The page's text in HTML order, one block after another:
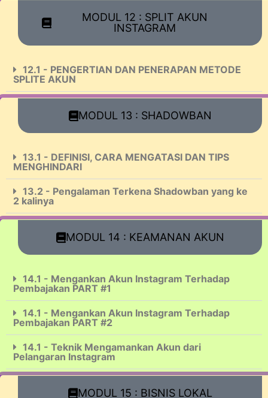
MODUL 12 : SPLIT AKUN
INSTAGRAM
12.1 - PENGERTIAN DAN PENERAPAN METODE
SPLITE AKUN
MODUL 13 : SHADOWBAN
13.1 - DEFINISI, CARA MENGATASI DAN TIPS
MENGHINDARI
13.2 - Pengalaman Terkena Shadowban yang ke
2 kalinya
MODUL 14 : KEAMANAN AKUN
14.1 - Mengankan Akun Instagram Terhadap
Pembajakan PART #1
14.1 - Mengankan Akun Instagram Terhadap
Pembajakan PART #2
14.1 - Teknik Mengamankan Akun dari
Pelangaran Instagram
MODUL 15 : BISNIS LOKAL